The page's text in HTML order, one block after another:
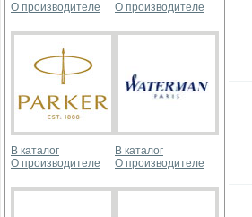
О производителе
О производителе
В каталог
О производителе
В каталог
О производителе